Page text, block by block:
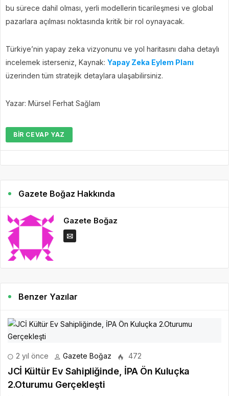
bu sürece dahil olması, yerli modellerin ticarileşmesi ve global
pazarlara açılması noktasında kritik bir rol oynayacak.
Türkiye’nin yapay zeka vizyonunu ve yol haritasını daha detaylı
incelemek isterseniz, Kaynak: Yapay Zeka Eylem Planı
üzerinden tüm stratejik detaylara ulaşabilirsiniz.
Yazar: Mürsel Ferhat Sağlam
BIR CEVAP YAZ
Gazete Boğaz Hakkında
Gazete Boğaz
Benzer Yazılar
2 yıl önce Gazete Boğaz 472
JCİ Kültür Ev Sahipliğinde, İPA Ön Kuluçka
2.Oturumu Gerçekleşti